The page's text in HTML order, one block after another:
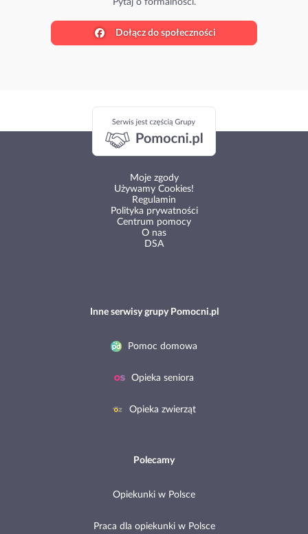
Dołącz do społeczności
Moje zgody
Używamy Cookies!
Regulamin
Polityka prywatności
Centrum pomocy
O nas
DSA
Inne serwisy grupy Pomocni.pl
Pomoc domowa
Opieka seniora
Opieka zwierząt
Polecamy
Opiekunki w Polsce
Praca dla opiekunki w Polsce